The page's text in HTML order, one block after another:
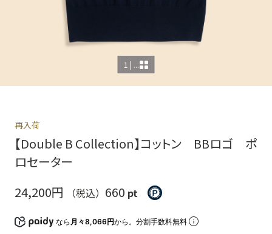
1 | ...
再入荷
【Double B Collection】コットン BBロゴ ポ
ロセーター
24,200円
（税込） 660 pt
なら 月々8,066円から。分割手数料無料